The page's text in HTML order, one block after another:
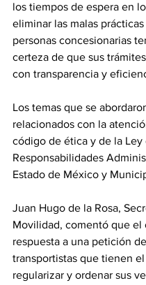
los tiempos de espera en
eliminar las malas
personas concesionarias
certeza de que sus
con transparencia y
Los temas que se
relacionados con la
código de ética y de la Ley
Responsabilidades
Estado de México y
Juan Hugo de la Rosa,
Movilidad, comentó que el
respuesta a una petición
transportistas que tienen
regularizar y ordenar sus